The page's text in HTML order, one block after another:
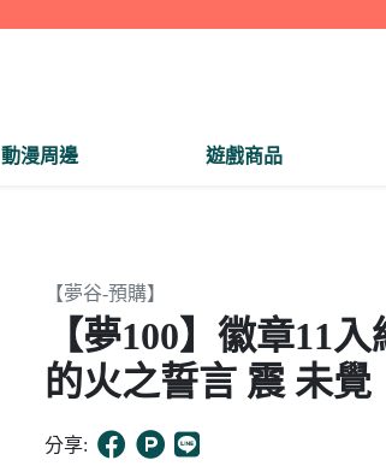
動漫周邊 遊戲商品
【夢谷-預購】
【夢100】徽章11
的火之誓言 震 未覺
分享: